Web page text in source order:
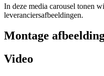
In deze media carousel tonen
leveranciersafbeeldingen.
Montage
Video